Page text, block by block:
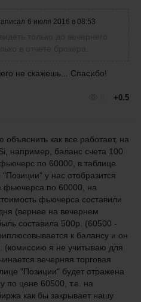
6 июля 2016 в 08:53
не скажешь... Спасибо!
+0.5
как все работает, на
например, баланс счета 100
по 60000, в таблице
у нас отобразится
фьючерса по 60000, на
фьючерса составили
(вернее на вечернем
составила 500р. (60500 -
к балансу и он
(комиссию я не учитываю для
вечерняя торговая
"Позиции" будет отражена
по цене 60500, т.е. на
как бы закрывает нашу